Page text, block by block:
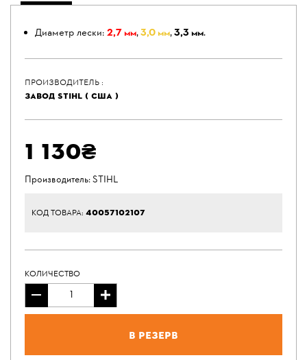
Диаметр лески:2,7 мм,3,0 мм,3,3 мм.
ПРОИЗВОДИТЕЛЬ :
ЗАВОД STIHL ( США )
1 130₴
Производитель:STIHL
КОД ТОВАРА: 40057102107
КОЛИЧЕСТВО
В резерв